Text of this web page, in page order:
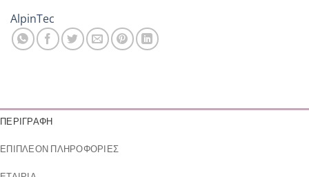
AlpinTec
ΠΕΡΙΓΡΑΦΉ
ΕΠΙΠΛΈΟΝ ΠΛΗΡΟΦΟΡΊΕΣ